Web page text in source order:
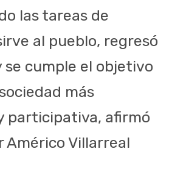
las tareas de
al pueblo, regresó
se cumple el objetivo
más
participativa, afirmó
Américo Villarreal